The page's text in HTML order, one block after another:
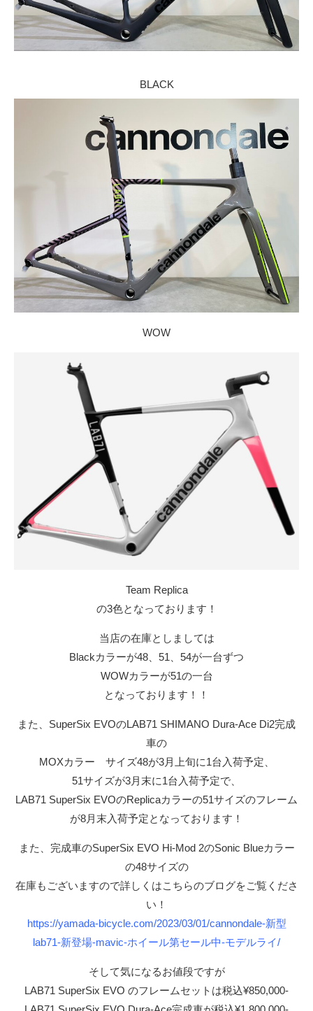
BLACK
WOW
Team Replica
の3色となっております！
当店の在庫としましては
Blackカラーが48、51、54が一台ずつ
WOWカラーが51の一台
となっております！！
また、SuperSix EVOのLAB71 SHIMANO Dura-Ace Di2完成
車の
MOXカラー サイズ48が3月上旬に1台入荷予定、
51サイズが3月末に1台入荷予定で、
LAB71 SuperSix EVOのReplicaカラーの51サイズのフレーム
が8月末入荷予定となっております！
また、完成車のSuperSix EVO Hi-Mod 2のSonic Blueカラー
の48サイズの
在庫もございますので詳しくはこちらのブログをご覧くださ
い！
https://yamada-bicycle.com/2023/03/01/cannondale-新型
lab71-新登場-mavic-ホイール第セール中-モデルライ/
そして気になるお値段ですが
LAB71 SuperSix EVO のフレームセットは税込¥850,000-